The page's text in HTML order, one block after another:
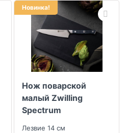
Новинка!
Нож поварской
малый Zwilling
Spectrum
Лезвие 14 см